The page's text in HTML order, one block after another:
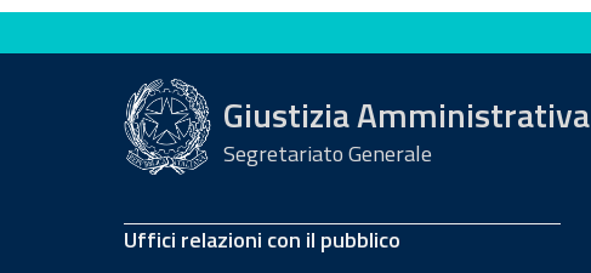
Valuta questo sito
Giustizia Amministrativa
Segretariato Generale
Uffici relazioni con il pubblico